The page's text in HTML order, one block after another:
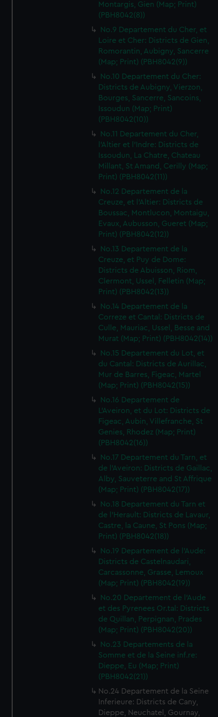
Montargis, Gien (Map; Print)
(PBH8042(8))
No.9 Departement du Cher, et
Loire et Cher: Districts de Gien,
Romorantin, Aubigny, Sancerre
(Map; Print) (PBH8042(9))
No.10 Departement du Cher:
Districts de Aubigny, Vierzon,
Bourges, Sancerre, Sancoins,
Issoudun (Map; Print)
(PBH8042(10))
No.11 Departement du Cher,
l'Altier et l'Indre: Districts de
Issoudun, La Chatre, Chateau
Millant, St Amand, Cerilly (Map;
Print) (PBH8042(11))
No.12 Departement de la
Creuze, et l'Altier: Districts de
Boussac, Montlucon, Montaigu,
Evaux, Aubusson, Gueret (Map;
Print) (PBH8042(12))
No.13 Departement de la
Creuze, et Puy de Dome:
Districts de Abuisson, Riom,
Clermont, Ussel, Felletin (Map;
Print) (PBH8042(13))
No.14 Departement de la
Correze et Cantal: Districts de
Culle, Mauriac, Ussel, Besse and
Murat (Map; Print) (PBH8042(14))
No.15 Departement du Lot, et
du Cantal: Districts de Aurillac,
Mur de Barres, Figeac, Martel
(Map; Print) (PBH8042(15))
No.16 Departement de
L'Aveiron, et du Lot: Districts de
Figeac, Aubin, Villefranche, St
Genies, Rhodez (Map; Print)
(PBH8042(16))
No.17 Departement du Tarn, et
de l'Aveiron: Districts de Gaillac,
Alby, Sauveterre and St Affrique
(Map; Print) (PBH8042(17))
No.18 Departement du Tarn et
de l'Herault: Districts de Lavaur,
Castre, la Caune, St Pons (Map;
Print) (PBH8042(18))
No.19 Departement de l'Aude:
Districts de Castelnaudari,
Carcassonne, Grasse, Lemoux
(Map; Print) (PBH8042(19))
No.20 Departement de l'Aude
et des Pyrenees Or.tal: Districts
de Quillan, Perpignan, Prades
(Map; Print) (PBH8042(20))
No.23 Departements de la
Somme et de la Seine inf.re:
Dieppe, Eu (Map; Print)
(PBH8042(21))
No.24 Departement de la Seine
Inferieure: Districts de Cany,
Dieppe, Neuchatel, Gournay,